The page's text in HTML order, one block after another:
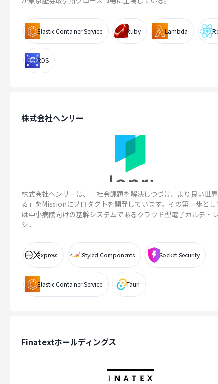
Elastic Container Service Ruby Lambda
RDS
株式会社ヘンリー
株式会社ヘンリーは、「社会課題を解決しつづけ、より良い世
る」をMissionにプロダクトを開発しています。その第一歩とし
は中小病院向けの基幹システムであるクラウド型電子カルテ・
シ...
Express Styled Components Socket Security
Elastic Container Service Tauri
Finatextホールディングス